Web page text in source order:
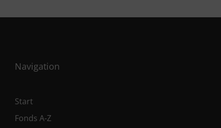
Navigation
Start
Fonds A-Z